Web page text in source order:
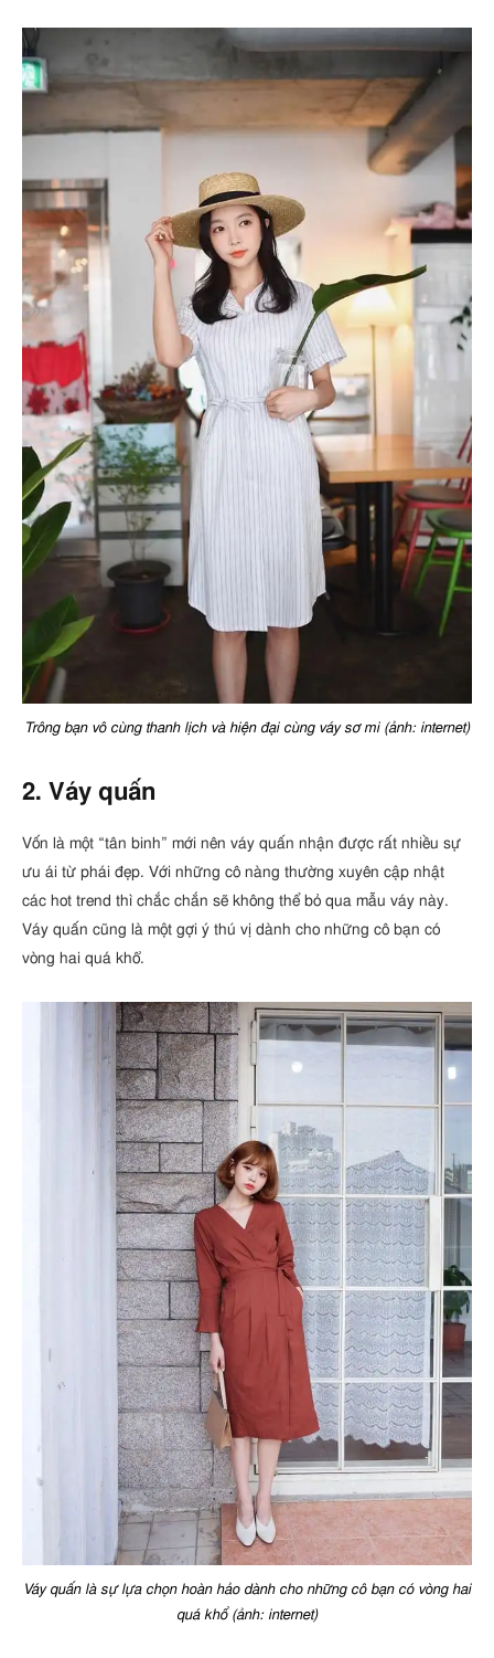
Trông bạn vô cùng thanh lịch và hiện đại cùng váy sơ mi (ảnh: internet)
2. Váy quấn
Vốn là một “tân binh” mới nên váy quấn nhận được rất nhiều sự
ưu ái từ phái đẹp. Với những cô nàng thường xuyên cập nhật
các hot trend thì chắc chắn sẽ không thể bỏ qua mẫu váy này.
Váy quấn cũng là một gợi ý thú vị dành cho những cô bạn có
vòng hai quá khổ.
Váy quấn là sự lựa chọn hoàn hảo dành cho những cô bạn có vòng hai
quá khổ (ảnh: internet)